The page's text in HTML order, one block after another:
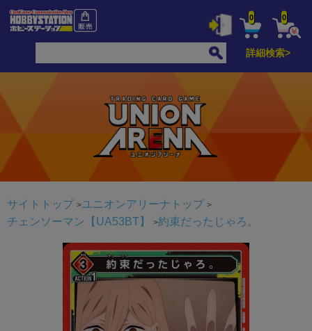
0 0
詳細検索>
サイトトップ
ユニオンアリーナトップ
チェンソーマン【UA53BT】
約束だったじゃろ。